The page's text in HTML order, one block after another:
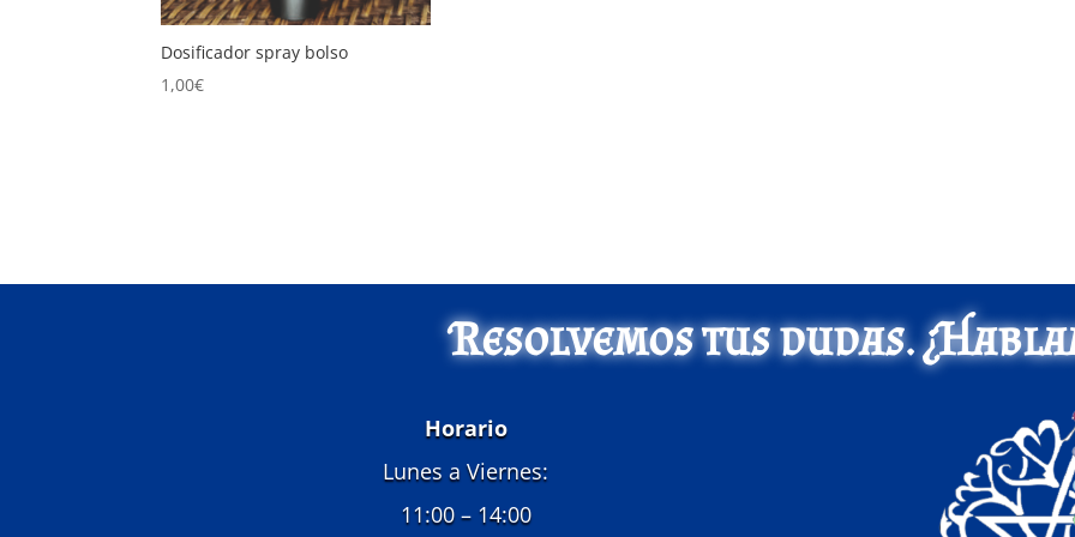
Dosificador spray bolso
1,00€
Resolvemos tus dudas.
Horario
Lunes a Viernes:
11:00 – 14:00